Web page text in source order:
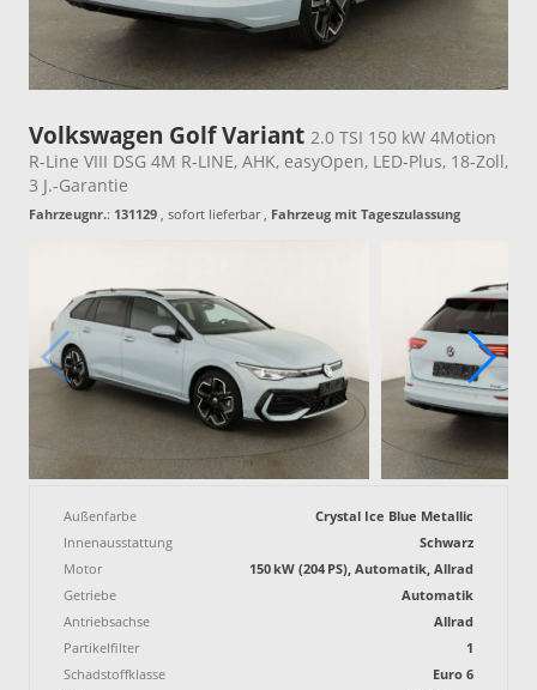
Volkswagen Golf Variant 2.0 TSI 150 kW 4Motion
R-Line VIII DSG 4M R-LINE, AHK, easyOpen, LED-Plus, 18-Zoll,
3 J.-Garantie
Fahrzeugnr.: 131129 , sofort lieferbar, Fahrzeug mit Tageszulassung
Außenfarbe
Crystal Ice Blue Metallic
Innenausstattung
Schwarz
Motor
150 kW (204 PS), Automatik, Allrad
Getriebe
Automatik
Antriebsachse
Allrad
Partikelfilter
1
Schadstoffklasse
Euro 6